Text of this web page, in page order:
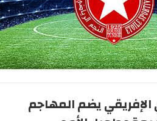
الإفريقي يضم المهاجم